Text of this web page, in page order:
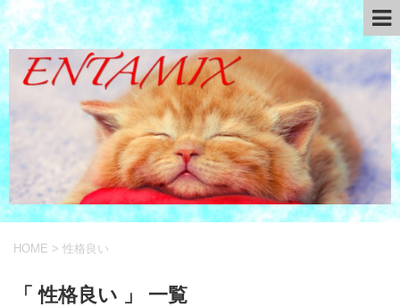
HOME > 性格良い
「 性格良い 」 一覧